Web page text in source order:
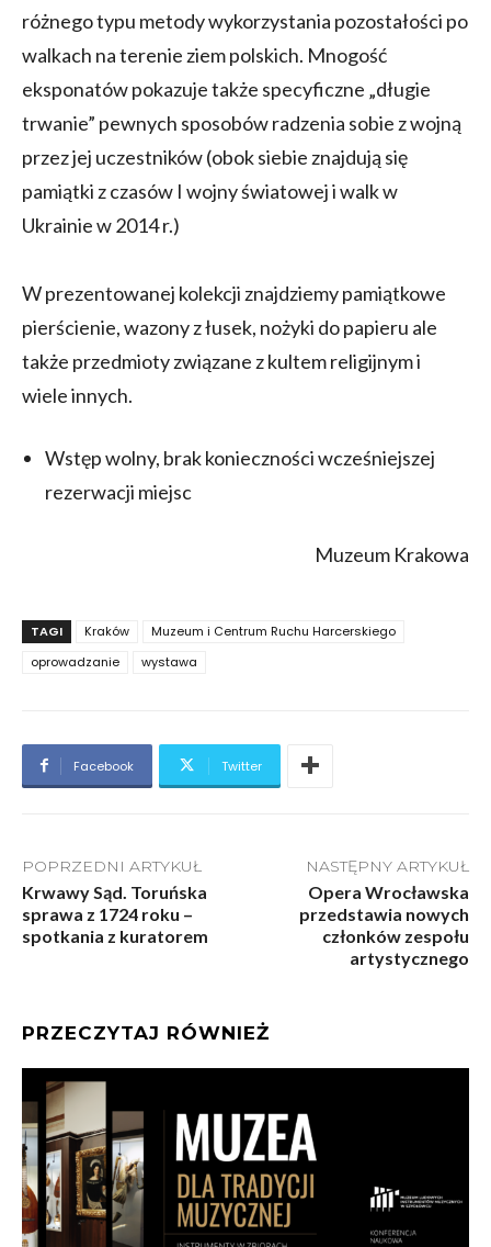
różnego typu metody wykorzystania pozostałości po
walkach na terenie ziem polskich. Mnogość
eksponatów pokazuje także specyficzne „długie
trwanie” pewnych sposobów radzenia sobie z wojną
przez jej uczestników (obok siebie znajdują się
pamiątki z czasów I wojny światowej i walk w
Ukrainie w 2014 r.)
W prezentowanej kolekcji znajdziemy pamiątkowe
pierścienie, wazony z łusek, nożyki do papieru ale
także przedmioty związane z kultem religijnym i
wiele innych.
Wstęp wolny, brak konieczności wcześniejszej
rezerwacji miejsc
Muzeum Krakowa
TAGI Kraków
Muzeum i Centrum Ruchu Harcerskiego
oprowadzanie
wystawa
Facebook Twitter
POPRZEDNI ARTYKUŁ
Krwawy Sąd. Toruńska
sprawa z 1724 roku –
spotkania z kuratorem
NASTĘPNY ARTYKUŁ
Opera Wrocławska
przedstawia nowych
członków zespołu
artystycznego
PRZECZYTAJ RÓWNIEŻ